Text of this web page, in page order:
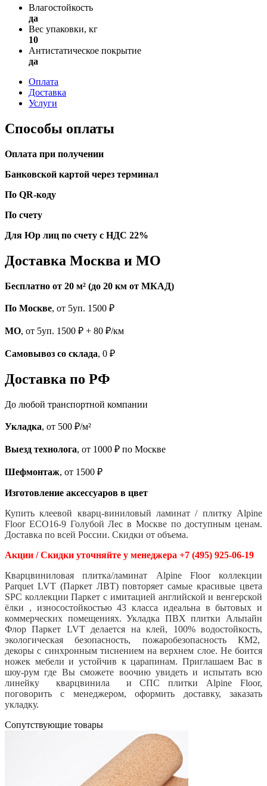
Влагостойкость
да
Вес упаковки, кг
10
Антистатическое покрытие
да
Оплата
Доставка
Услуги
Способы оплаты
Оплата при получении
Банковской картой через терминал
По QR-коду
По счету
Для Юр лиц по счету с НДС 22%
Доставка Москва и МО
Бесплатно от 20 м² (до 20 км от МКАД)
По Москве, от 5уп. 1500 ₽
МО, от 5уп. 1500 ₽ + 80 ₽/км
Самовывоз со склада, 0 ₽
Доставка по РФ
До любой транспортной компании
Укладка, от 500 ₽/м²
Выезд технолога, от 1000 ₽ по Москве
Шефмонтаж, от 1500 ₽
Изготовление аксессуаров в цвет
Купить клеевой кварц-виниловый ламинат / плитку Alpine
Floor ЕСО16-9 Голубой Лес в Москве по доступным ценам.
Доставка по всей России. Скидки от объема.
Акции / Скидки уточняйте у менеджера +7 (495) 925-06-19
Кварцвиниловая плитка/ламинат Alpine Floor коллекции
Parquet LVT (Паркет ЛВТ) повторяет самые красивые цвета
SPC коллекции Паркет с имитацией английской и венгерской
ёлки , износостойкостью 43 класса идеальна в бытовых и
коммерческих помещениях. Укладка ПВХ плитки Альпайн
Флор Паркет LVT делается на клей, 100% водостойкость,
экологическая безопасность, пожаробезопасность КМ2,
декоры с синхронным тиснением на верхнем слое. Не боится
ножек мебели и устойчив к царапинам. Приглашаем Вас в
шоу-рум где Вы сможете воочию увидеть и испытать всю
линейку кварцвинила и СПС плитки Alpine Floor,
поговорить с менеджером, оформить доставку, заказать
укладку.
Cопутствующие товары